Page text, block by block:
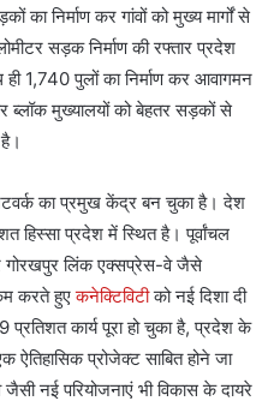
निर्माण कर गांवों को मुख्य मार्गों से
सड़क निर्माण की रफ्तार प्रदेश
1,740 पुलों का निर्माण कर आवागमन
मुख्यालयों को बेहतर सड़कों से
का प्रमुख केंद्र बन चुका है। देश
प्रदेश में स्थित है। पूर्वांचल
लिंक एक्सप्रेस-वे जैसे
करते हुएकनेक्टिविटीको नई दिशा दी
कार्य पूरा हो चुका है, प्रदेश के
ऐतिहासिक प्रोजेक्ट साबित होने जा
नई परियोजनाएं भी विकास के दायरे